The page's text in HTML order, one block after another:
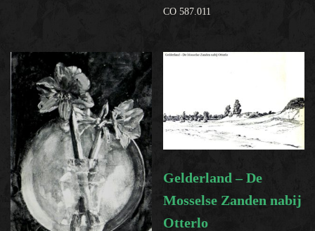
CO 587.011
Gelderland – De
Mosselse Zanden nabij
Otterlo